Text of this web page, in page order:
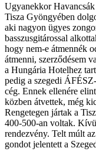
Ugyanekkor
Tisza Gyöngyében
aki nagyon ügyes
basszusgitárossal
hogy nem-e átmennék
átmenni, szerződésem
a Hungária Hotelhez
pedig a szegedi
cég. Ennek ellenére
közben átvettek, még
Rengetegen jártak a
400-500-an voltak.
rendezvény. Telt múlt
gondot jelentett a